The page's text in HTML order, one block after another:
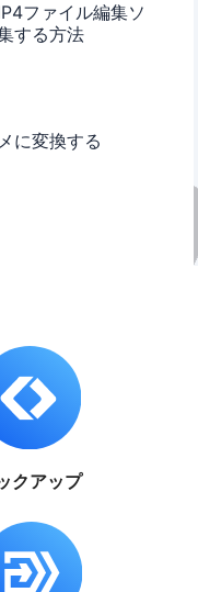
ファイル編集ソ
する方法
に変換する
クアップ